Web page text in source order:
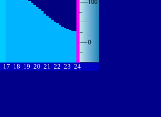
17 18 19 20 21 22 23 24